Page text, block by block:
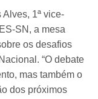
1ª vice-
SN, a mesa
os desafios
“O debate
mas também o
dos próximos